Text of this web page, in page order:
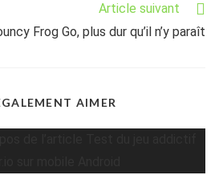
Article suivant
Frog Go, plus dur qu’il n’y paraît
AIMER